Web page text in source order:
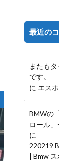
最近の
またも
です。
に エスポ
BMWの
ロール
に
220219
| Bmw